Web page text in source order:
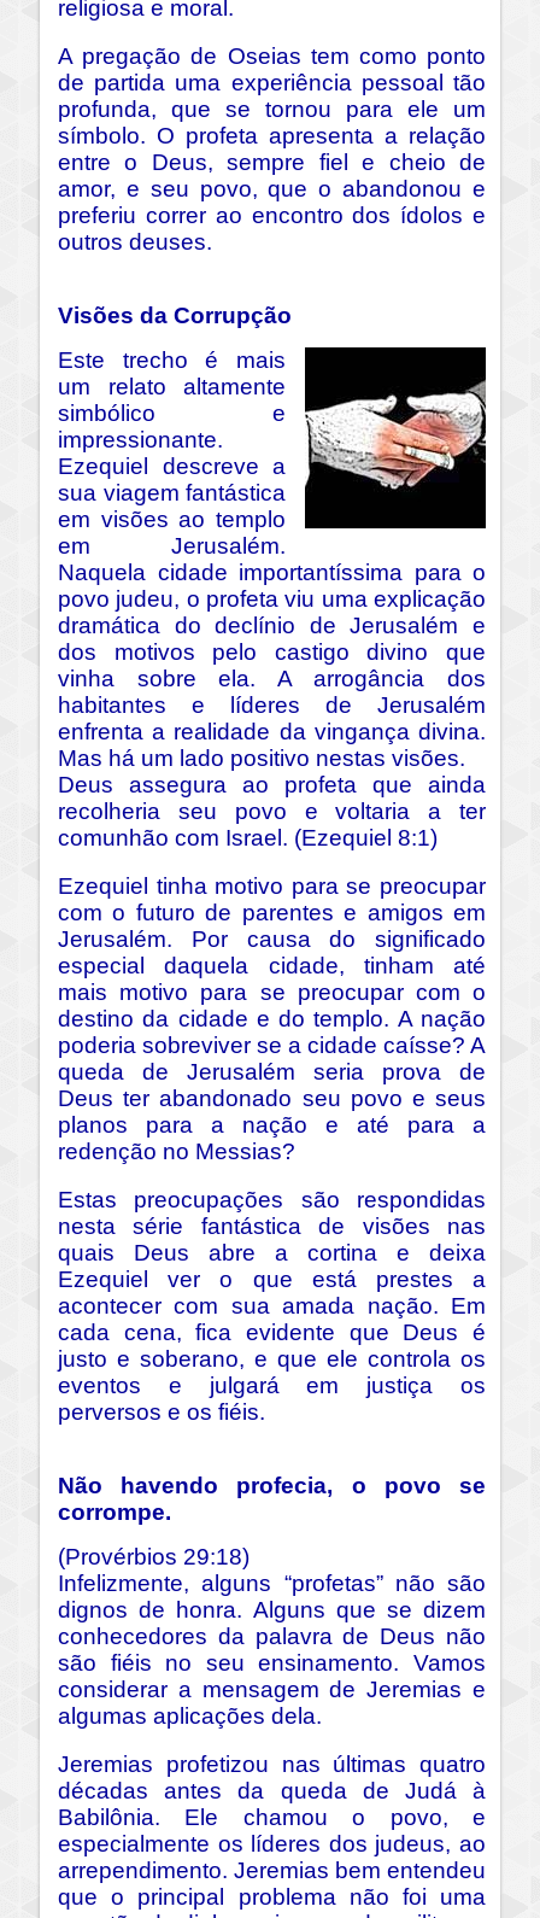
religiosa e moral.
A pregação de Oseias tem como ponto
de partida uma experiência pessoal tão
profunda, que se tornou para ele um
símbolo. O profeta apresenta a relação
entre o Deus, sempre fiel e cheio de
amor, e seu povo, que o abandonou e
preferiu correr ao encontro dos ídolos e
outros deuses.
Visões da Corrupção
Este trecho é mais
um relato altamente
simbólico e
impressionante.
Ezequiel descreve a
sua viagem fantástica
em visões ao templo
em Jerusalém.
Naquela cidade importantíssima para o
povo judeu, o profeta viu uma explicação
dramática do declínio de Jerusalém e
dos motivos pelo castigo divino que
vinha sobre ela. A arrogância dos
habitantes e líderes de Jerusalém
enfrenta a realidade da vingança divina.
Mas há um lado positivo nestas visões.
Deus assegura ao profeta que ainda
recolheria seu povo e voltaria a ter
comunhão com Israel. (Ezequiel 8:1)
Ezequiel tinha motivo para se preocupar
com o futuro de parentes e amigos em
Jerusalém. Por causa do significado
especial daquela cidade, tinham até
mais motivo para se preocupar com o
destino da cidade e do templo. A nação
poderia sobreviver se a cidade caísse? A
queda de Jerusalém seria prova de
Deus ter abandonado seu povo e seus
planos para a nação e até para a
redenção no Messias?
Estas preocupações são respondidas
nesta série fantástica de visões nas
quais Deus abre a cortina e deixa
Ezequiel ver o que está prestes a
acontecer com sua amada nação. Em
cada cena, fica evidente que Deus é
justo e soberano, e que ele controla os
eventos e julgará em justiça os
perversos e os fiéis.
Não havendo profecia, o povo se
corrompe.
(Provérbios 29:18)
Infelizmente, alguns “profetas” não são
dignos de honra. Alguns que se dizem
conhecedores da palavra de Deus não
são fiéis no seu ensinamento. Vamos
considerar a mensagem de Jeremias e
algumas aplicações dela.
Jeremias profetizou nas últimas quatro
décadas antes da queda de Judá à
Babilônia. Ele chamou o povo, e
especialmente os líderes dos judeus, ao
arrependimento. Jeremias bem entendeu
que o principal problema não foi uma